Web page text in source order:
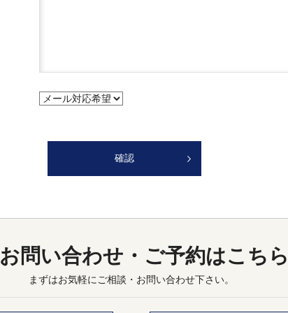
お問い合わせ・ご予約はこち
まずはお気軽にご相談・お問い合わせ下さい。